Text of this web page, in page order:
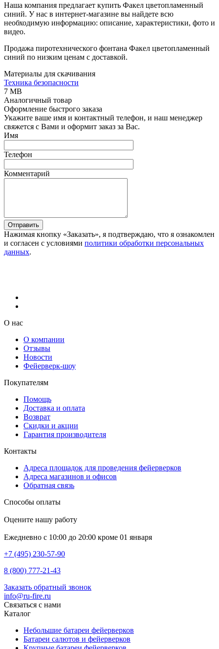
Наша компания предлагает купить Факел цветопламенный
синий. У нас в интернет-магазине вы найдете всю
необходимую информацию: описание, характеристики, фото и
видео.
Продажа пиротехнического фонтана Факел цветопламенный
синий по низким ценам с доставкой.
Материалы для скачивания
Техника безопасности
7 MB
Аналогичный товар
Оформление быстрого заказа
Укажите ваше имя и контактный телефон, и наш менеджер
свяжется с Вами и оформит заказ за Вас.
Имя
Телефон
Комментарий
Отправить
Нажимая кнопку «Заказать», я подтверждаю, что я ознакомлен
и согласен с условиями политики обработки персональных
данных.
О нас
О компании
Отзывы
Новости
Фейерверк-шоу
Покупателям
Помощь
Доставка и оплата
Возврат
Скидки и акции
Гарантия производителя
Контакты
Адреса площадок для проведения фейерверков
Адреса магазинов и офисов
Обратная связь
Способы оплаты
Оцените нашу работу
Ежедневно с 10:00 до 20:00 кроме 01 января
+7 (495) 230-57-90
8 (800) 777-21-43
Заказать обратный звонок
info@ru-fire.ru
Связаться с нами
Каталог
Небольшие батареи фейерверков
Батареи салютов и фейерверков